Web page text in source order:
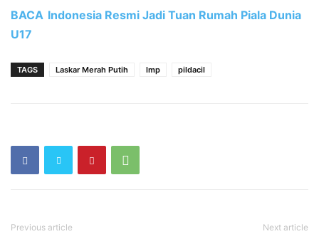
BACA Indonesia Resmi Jadi Tuan Rumah Piala Dunia
U17
TAGS Laskar Merah Putih lmp pildacil
Previous article Next article